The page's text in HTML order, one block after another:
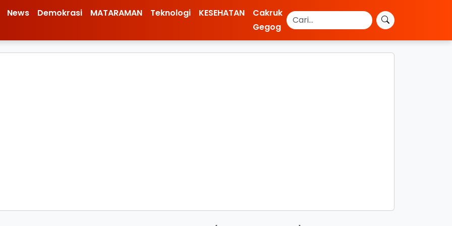
News Demokrasi MATARAMAN Teknologi KESEHATAN
Cakruk
Gegog